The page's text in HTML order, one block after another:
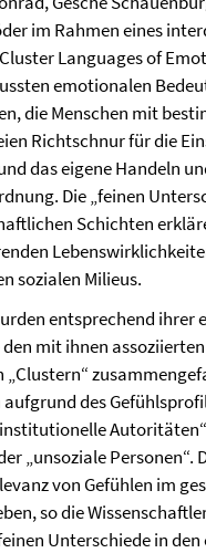
im Rahmen eines
Languages of
emotionalen
die Menschen mit
Richtschnur für die
das eigene Handeln
Die „feinen
Schichten
sozialen Milieus.
entsprechend ihrer
mit ihnen
des
„unsoziale Personen“.
von Gefühlen im
so die
Unterschiede in